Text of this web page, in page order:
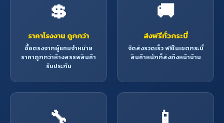
💲
ราคาโรงงาน ถูกกว่า
ซื้อตรงจากผู้แทนจำหน่าย
ราคาถูกกว่าห้างสรรพสินค้า
รับประกัน
🚚
ส่งฟรีทั่วกระบี่
จัดส่งรวดเร็ว ฟรีในเขตกระบี่
สินค้าหนักก็ส่งถึงหน้าบ้าน
🔧 📱